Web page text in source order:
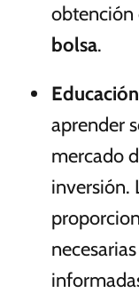
obtención
bolsa.
aprender
mercado
inversión.